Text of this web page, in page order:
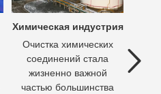
Химическая индустрия
Очистка химических
соединений стала
жизненно важной
частью большинства